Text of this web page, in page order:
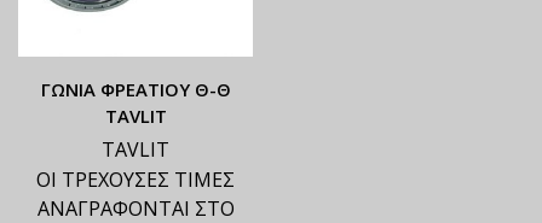
ΓΩΝΙΑ ΦΡΕΑΤΙΟΥ Θ-Θ
TAVLIT
TAVLIT
ΟΙ ΤΡΕΧΟΥΣΕΣ ΤΙΜΕΣ
ΑΝΑΓΡΑΦΟΝΤΑΙ ΣΤΟ